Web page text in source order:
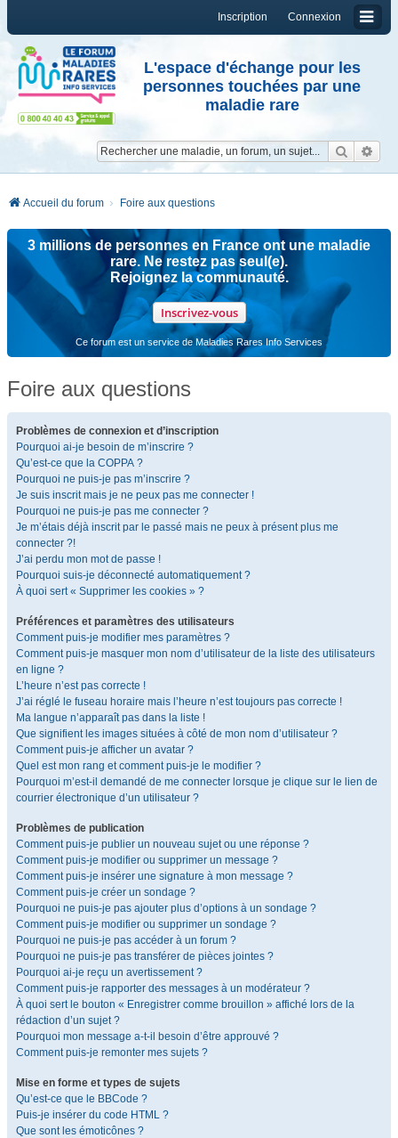
Connexion
Inscription
L'espace d'échange pour les
personnes touchées par une
maladie rare
Accueil du forum Foire aux questions
3 millions de personnes en France ont une maladie
rare. Ne restez pas seul(e).
Rejoignez la communauté.
Inscrivez-vous
Ce forum est un service de Maladies Rares Info Services
Foire aux questions
Problèmes de connexion et d’inscription
Pourquoi ai-je besoin de m’inscrire ?
Qu’est-ce que la COPPA ?
Pourquoi ne puis-je pas m’inscrire ?
Je suis inscrit mais je ne peux pas me connecter !
Pourquoi ne puis-je pas me connecter ?
Je m’étais déjà inscrit par le passé mais ne peux à présent plus me
connecter ?!
J’ai perdu mon mot de passe !
Pourquoi suis-je déconnecté automatiquement ?
À quoi sert « Supprimer les cookies » ?
Préférences et paramètres des utilisateurs
Comment puis-je modifier mes paramètres ?
Comment puis-je masquer mon nom d’utilisateur de la liste des utilisateurs
en ligne ?
L’heure n’est pas correcte !
J’ai réglé le fuseau horaire mais l’heure n’est toujours pas correcte !
Ma langue n’apparaît pas dans la liste !
Que signifient les images situées à côté de mon nom d’utilisateur ?
Comment puis-je afficher un avatar ?
Quel est mon rang et comment puis-je le modifier ?
Pourquoi m’est-il demandé de me connecter lorsque je clique sur le lien de
courrier électronique d’un utilisateur ?
Problèmes de publication
Comment puis-je publier un nouveau sujet ou une réponse ?
Comment puis-je modifier ou supprimer un message ?
Comment puis-je insérer une signature à mon message ?
Comment puis-je créer un sondage ?
Pourquoi ne puis-je pas ajouter plus d’options à un sondage ?
Comment puis-je modifier ou supprimer un sondage ?
Pourquoi ne puis-je pas accéder à un forum ?
Pourquoi ne puis-je pas transférer de pièces jointes ?
Pourquoi ai-je reçu un avertissement ?
Comment puis-je rapporter des messages à un modérateur ?
À quoi sert le bouton « Enregistrer comme brouillon » affiché lors de la
rédaction d’un sujet ?
Pourquoi mon message a-t-il besoin d’être approuvé ?
Comment puis-je remonter mes sujets ?
Mise en forme et types de sujets
Qu’est-ce que le BBCode ?
Puis-je insérer du code HTML ?
Que sont les émoticônes ?